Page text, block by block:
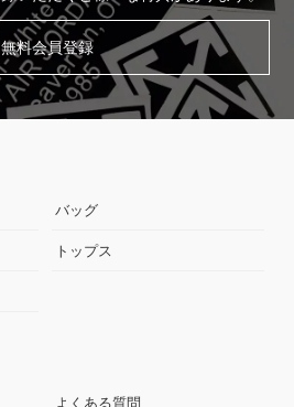
無料会員登録
バッグ
トップス
よくある質問